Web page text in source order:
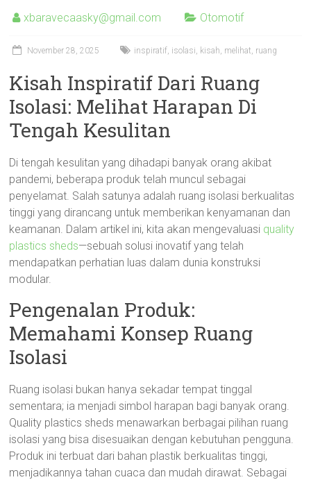
xbaravecaasky@gmail.com Otomotif
November 28, 2025 inspiratif, isolasi, kisah, melihat, ruang
Kisah Inspiratif Dari Ruang
Isolasi: Melihat Harapan Di
Tengah Kesulitan
Di tengah kesulitan yang dihadapi banyak orang akibat
pandemi, beberapa produk telah muncul sebagai
penyelamat. Salah satunya adalah ruang isolasi berkualitas
tinggi yang dirancang untuk memberikan kenyamanan dan
keamanan. Dalam artikel ini, kita akan mengevaluasi quality
plastics sheds—sebuah solusi inovatif yang telah
mendapatkan perhatian luas dalam dunia konstruksi
modular.
Pengenalan Produk:
Memahami Konsep Ruang
Isolasi
Ruang isolasi bukan hanya sekadar tempat tinggal
sementara; ia menjadi simbol harapan bagi banyak orang.
Quality plastics sheds menawarkan berbagai pilihan ruang
isolasi yang bisa disesuaikan dengan kebutuhan pengguna.
Produk ini terbuat dari bahan plastik berkualitas tinggi,
menjadikannya tahan cuaca dan mudah dirawat. Sebagai